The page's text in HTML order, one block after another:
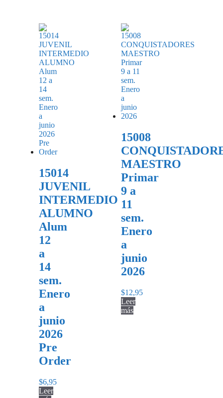
15014
JUVENIL
INTERMEDIO
ALUMNO
Alum
12
a
14
sem.
Enero
a
junio
2026
Pre
Order
$6,95
Leer
15008
MAESTRO
Primar
9 a
11
sem.
Enero
a
junio
2026
$12,95
Leer
más